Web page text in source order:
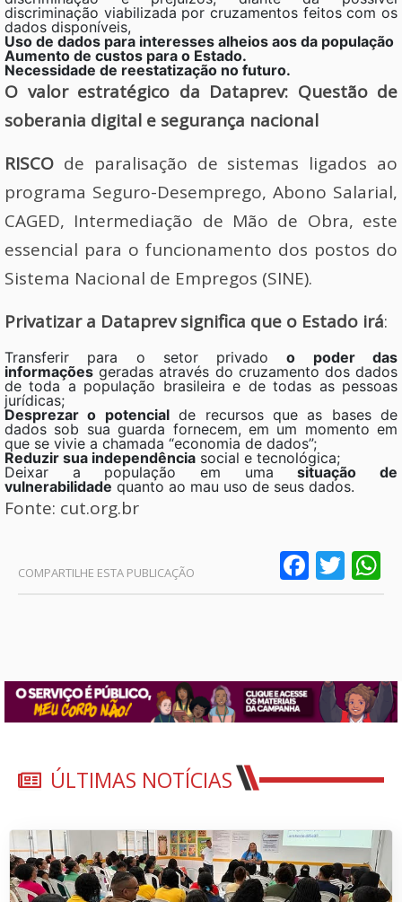
discriminação viabilizada por cruzamentos feitos com os
dados disponíveis,
Uso de dados para interesses alheios aos da população
Aumento de custos para o Estado.
Necessidade de reestatização no futuro.
O valor estratégico da Dataprev: Questão de
soberania digital e segurança nacional
RISCO de paralisação de sistemas ligados ao
programa Seguro-Desemprego, Abono Salarial,
CAGED, Intermediação de Mão de Obra, este
essencial para o funcionamento dos postos do
Sistema Nacional de Empregos (SINE).
Privatizar a Dataprev significa que o Estado irá:
Transferir para o setor privadoo poder das
informações geradas através do cruzamento dos dados
de toda a população brasileira e de todas as pessoas
jurídicas;
Desprezar o potencialde recursos que as bases de
dados sob sua guarda fornecem, em um momento em
que se vivie a chamada “economia de dados”;
Reduzir sua independência social e tecnológica;
Deixar a população em umasituação de
vulnerabilidade quanto ao mau uso de seus dados.
Fonte: cut.org.br
ÚLTIMAS NOTÍCIAS